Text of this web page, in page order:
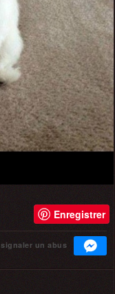
Enregistrer
signaler un abus